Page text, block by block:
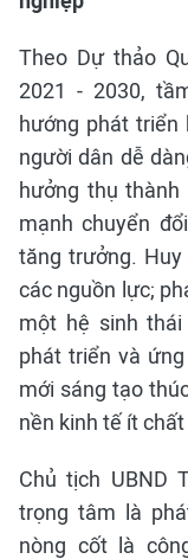
Theo Dự thảo
2021 - 2030,
hướng phát
người dân dễ
hưởng thụ
mạnh chuyển
tăng trưởng.
các nguồn lực;
một hệ sinh
phát triển và
mới sáng tạo
nền kinh tế ít
Chủ tịch UBND
trọng tâm là
nòng cốt là